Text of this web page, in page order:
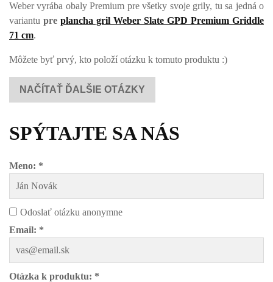
Weber vyrába obaly Premium pre všetky svoje grily, tu sa jedná o
variantu pre plancha gril Weber Slate GPD Premium Griddle
71 cm.
Môžete byť prvý, kto položí otázku k tomuto produktu :)
NAČÍTAŤ ĎALŠIE OTÁZKY
SPÝTAJTE SA NÁS
Meno: *
Odoslať otázku anonymne
Email: *
Otázka k produktu: *